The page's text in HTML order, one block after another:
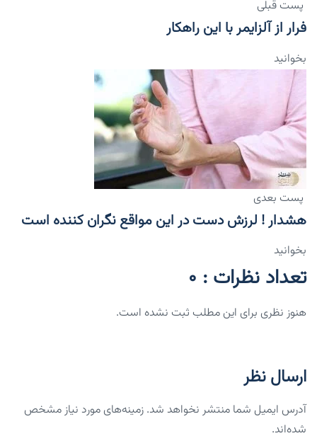
پست قبلی
فرار از آلزایمر با این راهکار
بخوانید
پست بعدی
هشدار ! لرزش دست در این مواقع نگران کننده است
بخوانید
تعداد نظرات : 0
هنوز نظری برای این مطلب ثبت نشده است.
ارسال نظر
آدرس ایمیل شما منتشر نخواهد شد. زمینه‌های مورد نیاز مشخص
شده‌اند.